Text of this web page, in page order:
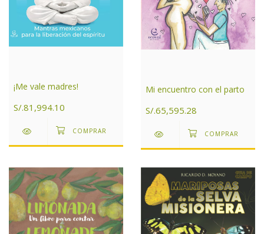
¡Me vale madres!
S/.81,994.10
Mi encuentro con el parto
S/.65,595.28